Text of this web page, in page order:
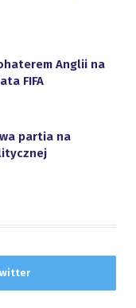
Anglii na
FIFA
partia na